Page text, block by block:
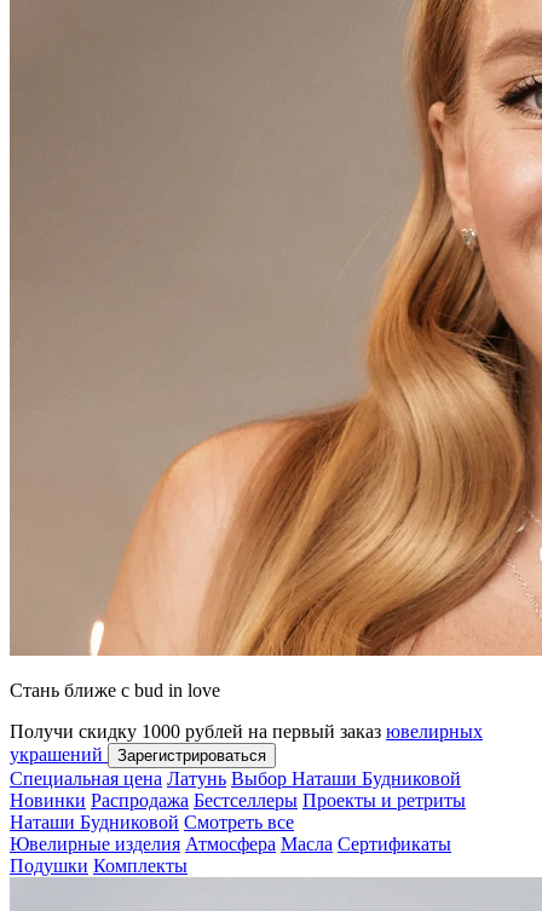
Стань ближе с bud in love
Получи скидку 1000 рублей на первый заказ ювелирных
украшений
Зарегистрироваться
Специальная цена Латунь Выбор Наташи Будниковой
Новинки Распродажа Бестселлеры Проекты и ретриты
Наташи Будниковой Смотреть все
Ювелирные изделия Атмосфера Масла Сертификаты
Подушки Комплекты